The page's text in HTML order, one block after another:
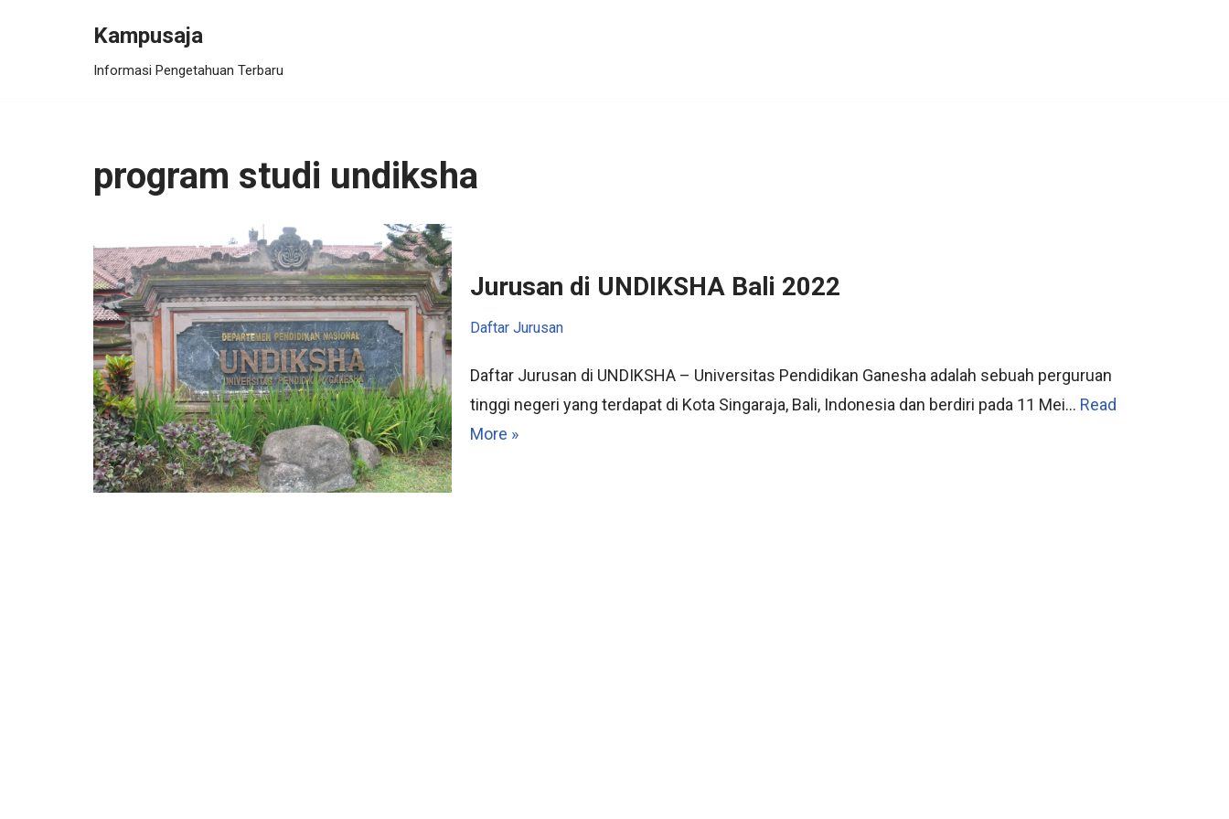
Kampusaja
Informasi Pengetahuan Terbaru
program studi undiksha
Jurusan di UNDIKSHA Bali 2022
Daftar Jurusan
Daftar Jurusan di UNDIKSHA – Universitas Pendidikan Ganesha adalah sebuah perguruan
tinggi negeri yang terdapat di Kota Singaraja, Bali, Indonesia dan berdiri pada 11 Mei… Read
More »